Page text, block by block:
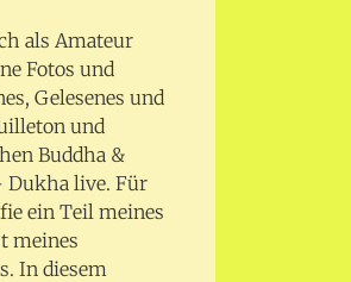
als Amateur
Fotos und
Gelesenes und
und
Buddha &
Dukha live. Für
ein Teil meines
meines
In diesem